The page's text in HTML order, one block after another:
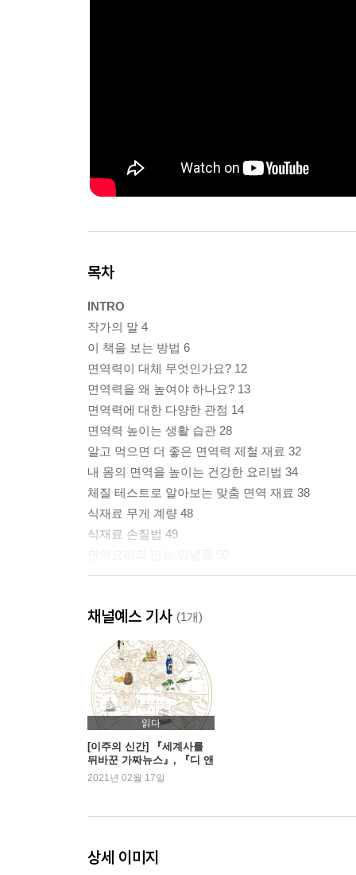
목차
INTRO
작가의 말 4
이 책을 보는 방법 6
면역력이 대체 무엇인가요? 12
면역력을 왜 높여야 하나요? 13
면역력에 대한 다양한 관점 14
면역력 높이는 생활 습관 28
알고 먹으면 더 좋은 면역력 제철 재료 32
내 몸의 면역을 높이는 건강한 요리법 34
체질 테스트로 알아보는 맞춤 면역 재료 38
식재료 무게 계량 48
식재료 손질법 49
최고의 면역력 강화 식품 인삼
닭고기를 넣어 더 따뜻한 보양밥 인삼밥 57
상큼하고 담백하게 입맛 살리는 인삼닭가슴살샐러
면역력 키우는 가족 건강 간식 인삼대추정과 59
비위를 따뜻하게, 근육을 튼튼하게 닭
면역력 강화 대표 보약 밥상 닭대파백숙 61
무를 더해 소화가 더욱 잘 되는 닭무찜 62
원기를 북돋아주는 든든한 한 끼 부추바지락죽 65
채널예스 기사 (1개)
읽다
[이주의 신간] 『세계사를
뒤바꾼 가짜뉴스』, 『디 앤
서』 외
2021년 02월 17일
상세 이미지